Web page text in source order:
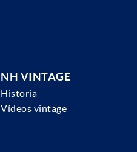
NH VINTAGE
Historia
Vídeos vintage